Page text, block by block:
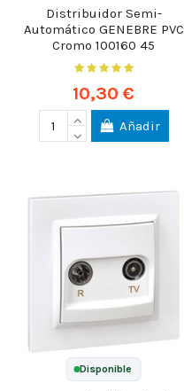
Distribuidor Semi-
Automático GENEBRE PVC
Cromo 100160 45
10,30 €
Añadir
Disponible